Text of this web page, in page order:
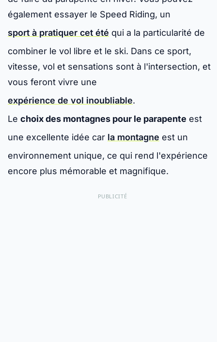
également essayer le Speed Riding, un
sport à pratiquer cet été qui a la particularité de
combiner le vol libre et le ski. Dans ce sport,
vitesse, vol et sensations sont à l'intersection, et
vous feront vivre une
expérience de vol inoubliable.
Le choix des montagnes pour le parapente est
une excellente idée car la montagne est un
environnement unique, ce qui rend l'expérience
encore plus mémorable et magnifique.
PUBLICITÉ